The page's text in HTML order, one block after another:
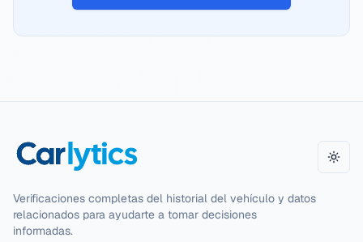
Verificaciones completas del historial del vehículo y datos
relacionados para ayudarte a tomar decisiones
informadas.